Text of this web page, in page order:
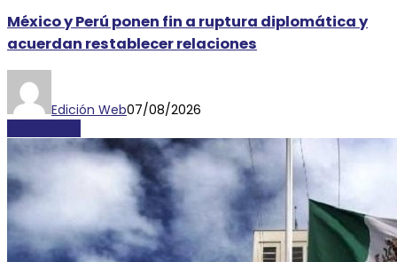
México y Perú ponen fin a ruptura diplomática y
acuerdan restablecer relaciones
Edición Web07/08/2026